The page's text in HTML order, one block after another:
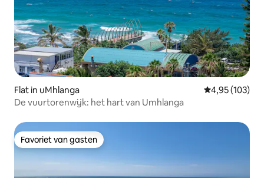
Flat in uMhlanga Gemiddelde
4,95 (103)
De vuurtorenwijk: het hart van Umhlanga
Favoriet van gasten
Favoriet van gasten